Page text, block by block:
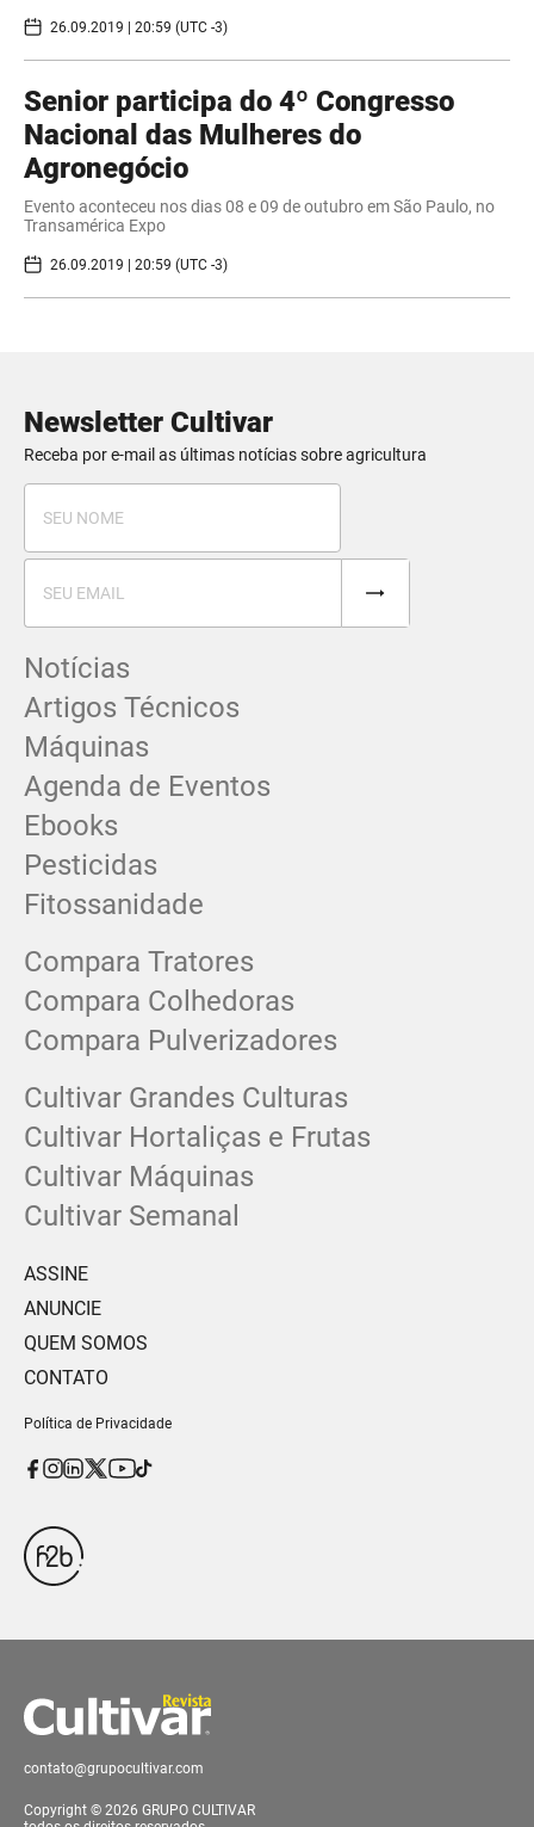
26.09.2019 | 20:59 (UTC -3)
Senior participa do 4º Congresso
Nacional das Mulheres do
Agronegócio
Evento aconteceu nos dias 08 e 09 de outubro em São Paulo, no
Transamérica Expo
26.09.2019 | 20:59 (UTC -3)
Newsletter Cultivar
Receba por e-mail as últimas notícias sobre agricultura
Notícias
Artigos Técnicos
Máquinas
Agenda de Eventos
Ebooks
Pesticidas
Fitossanidade
Compara Tratores
Compara Colhedoras
Compara Pulverizadores
Cultivar Grandes Culturas
Cultivar Hortaliças e Frutas
Cultivar Máquinas
Cultivar Semanal
ASSINE
ANUNCIE
QUEM SOMOS
CONTATO
Política de Privacidade
contato@grupocultivar.com
Copyright © 2026 GRUPO CULTIVAR